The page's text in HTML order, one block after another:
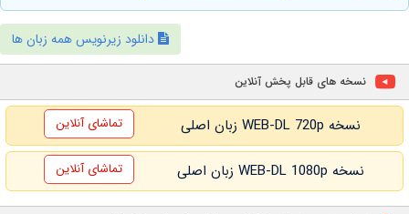
دانلود زیرنویس همه زبان ها
نسخه های قابل پخش آنلاین
نسخه WEB-DL 720p زبان اصلی تماشای آنلاین
نسخه WEB-DL 1080p زبان اصلی تماشای آنلاین